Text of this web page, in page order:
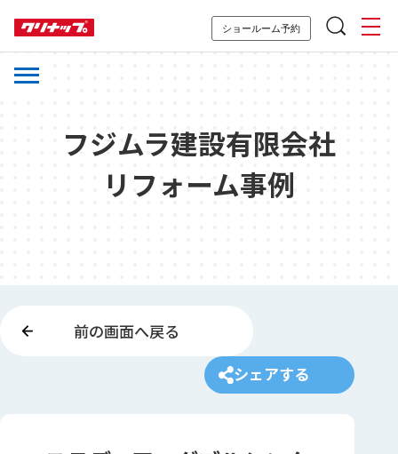
ショールーム予約
フジムラ建設有限会社
リフォーム事例
前の画面へ戻る
シェアする